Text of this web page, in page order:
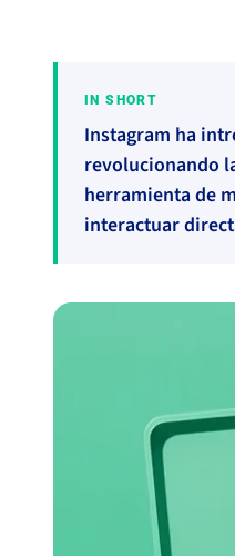
IN SHORT
Instagram ha
revolucionando
herramienta de
interactuar